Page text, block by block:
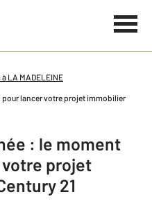
LA MADELEINE
pour lancer votre projet immobilier
: le moment
projet
21